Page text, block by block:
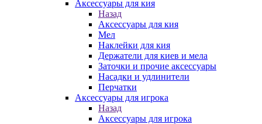
Аксессуары для кия
Назад
Аксессуары для кия
Мел
Наклейки для кия
Держатели для киев и мела
Заточки и прочие аксессуары
Насадки и удлинители
Перчатки
Аксессуары для игрока
Назад
Аксессуары для игрока